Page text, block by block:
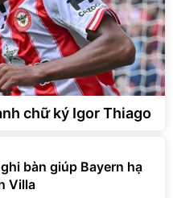
chữ ký Igor Thiago
bàn giúp Bayern hạ
Villa